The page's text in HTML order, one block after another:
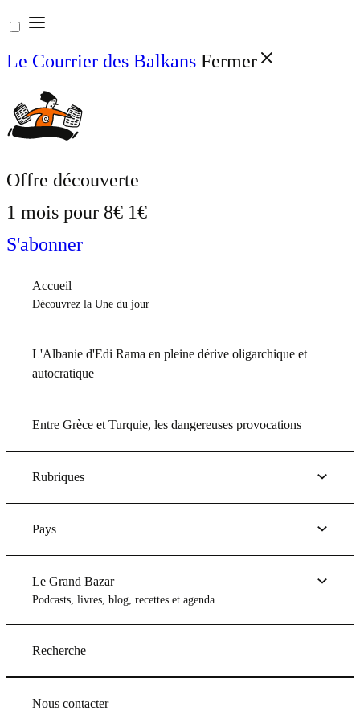
Aller
au
contenu
Le Courrier des Balkans Fermer
Offre découverte
1 mois pour 8€ 1€
S'abonner
Accueil
Découvrez la Une du jour
L'Albanie d'Edi Rama en pleine dérive oligarchique et
autocratique
Entre Grèce et Turquie, les dangereuses provocations
Rubriques
Pays
Le Grand Bazar
Podcasts, livres, blog, recettes et agenda
Recherche
Nous contacter